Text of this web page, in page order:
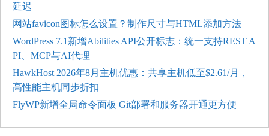
延迟
网站favicon图标怎么设置？制作尺寸与HTML添加方法
WordPress 7.1新增Abilities API公开标志：统一支持REST A
PI、MCP与AI代理
HawkHost 2026年8月主机优惠：共享主机低至$2.61/月，
高性能主机同步折扣
FlyWP新增全局命令面板 Git部署和服务器开通更方便